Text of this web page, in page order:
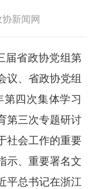
新闻网
届省政协党组第
议、省政协党组
四次集体学习
第三次专题研讨
社会工作的重要
示、重要署名文
平总书记在浙江